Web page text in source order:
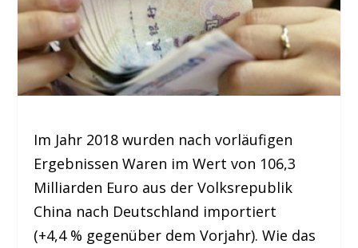
Im Jahr 2018 wurden nach vorläufigen
Ergebnissen Waren im Wert von 106,3
Milliarden Euro aus der Volksrepublik
China nach Deutschland importiert
(+4,4 % gegenüber dem Vorjahr). Wie das